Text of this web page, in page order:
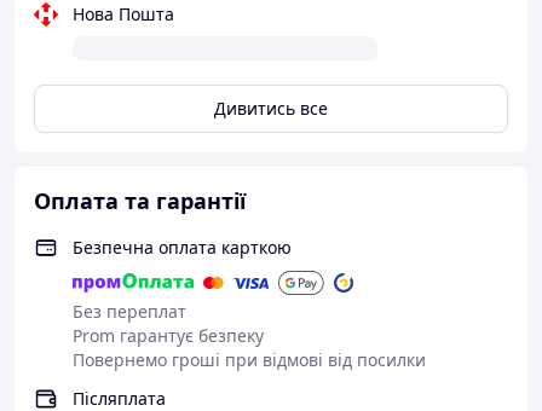
Нова Пошта
Дивитись все
Оплата та гарантії
Безпечна оплата карткою
Без переплат
Prom гарантує безпеку
Повернемо гроші при відмові від посилки
Післяплата